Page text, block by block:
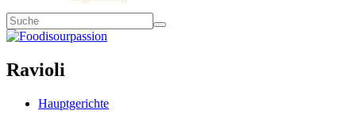
Ravioli
Hauptgerichte